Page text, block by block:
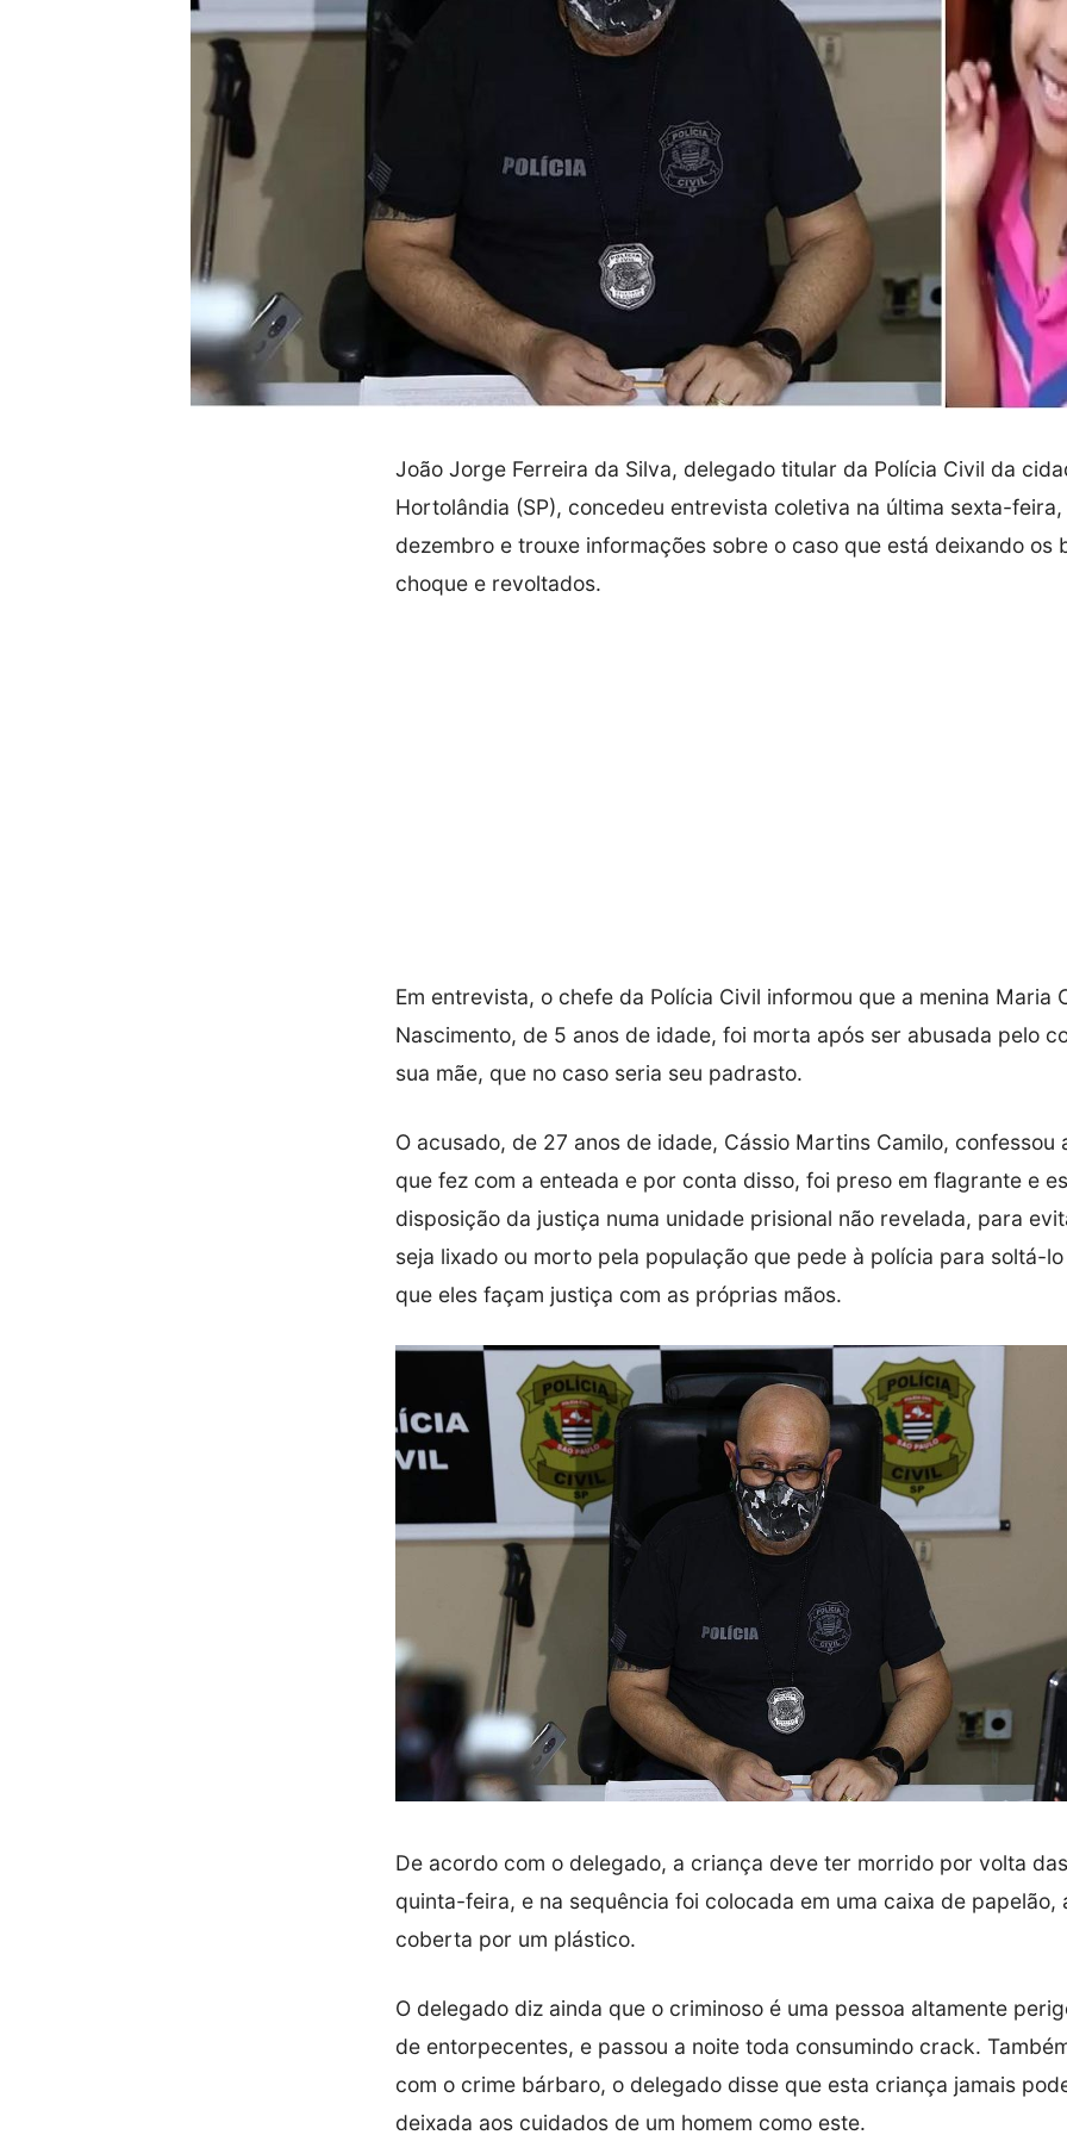
João Jorge Ferreira da Silva, delegado titular da Polícia Civil da
Hortolândia (SP), concedeu entrevista coletiva na última sexta-feira,
dezembro e trouxe informações sobre o caso que está deixando os
choque e revoltados.
Em entrevista, o chefe da Polícia Civil informou que a menina Maria
Nascimento, de 5 anos de idade, foi morta após ser abusada pelo
sua mãe, que no caso seria seu padrasto.
O acusado, de 27 anos de idade, Cássio Martins Camilo, confessou
que fez com a enteada e por conta disso, foi preso em flagrante e
disposição da justiça numa unidade prisional não revelada, para
seja lixado ou morto pela população que pede à polícia para soltá-
que eles façam justiça com as próprias mãos.
De acordo com o delegado, a criança deve ter morrido por volta
quinta-feira, e na sequência foi colocada em uma caixa de papelão,
coberta por um plástico.
O delegado diz ainda que o criminoso é uma pessoa altamente
de entorpecentes, e passou a noite toda consumindo crack.
com o crime bárbaro, o delegado disse que esta criança jamais
deixada aos cuidados de um homem como este.